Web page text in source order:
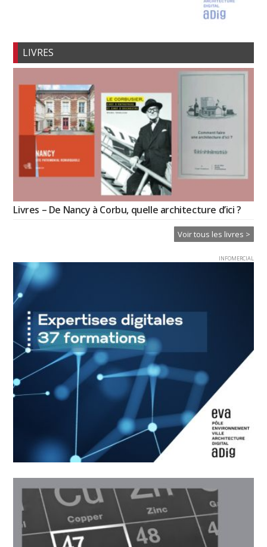
LIVRES
Livres – De Nancy à Corbu, quelle architecture d’ici ?
Voir tous les livres >
INFOMERCIAL